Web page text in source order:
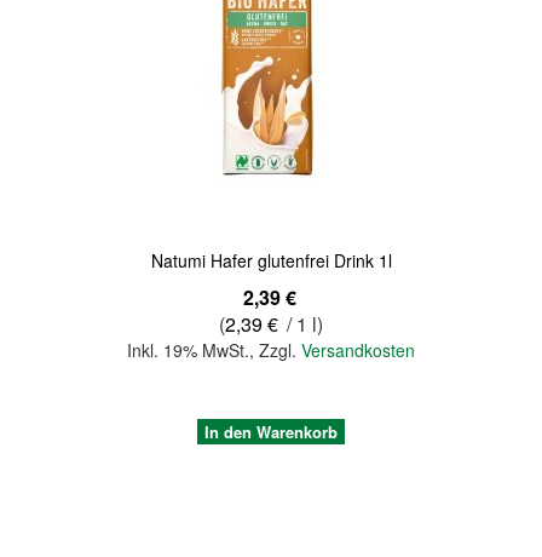
Natumi Hafer glutenfrei Drink 1l
2,39 €
(2,39 € / 1 l)
Inkl. 19% MwSt., Zzgl. Versandkosten
In den Warenkorb